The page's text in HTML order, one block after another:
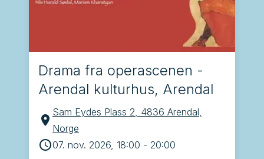
Drama fra operascenen -
Arendal kulturhus, Arendal
Sam Eydes Plass 2, 4836 Arendal,
Norge
07. nov. 2026, 18:00 - 20:00